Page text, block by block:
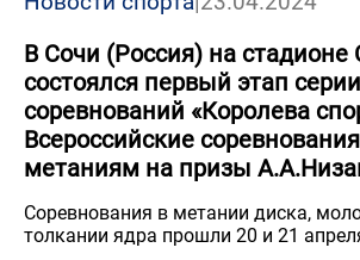
В Сочи (Россия) на стадионе
состоялся первый этап серии
соревнований «Королева
Всероссийские
метаниям на призы
Соревнования в метании диска,
толкании ядра прошли 20 и 21